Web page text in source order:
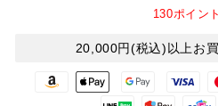
130ポイン
20,000円(税込)以上お